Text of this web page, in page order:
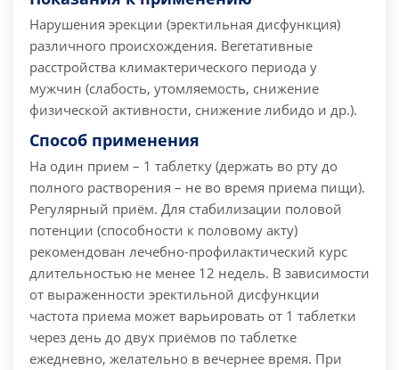
Нарушения эрекции (эректильная дисфункция)
различного происхождения. Вегетативные
расстройства климактерического периода у
мужчин (слабость, утомляемость, снижение
физической активности, снижение либидо и др.).
Способ применения
На один прием – 1 таблетку (держать во рту до
полного растворения – не во время приема пищи).
Регулярный приём. Для стабилизации половой
потенции (способности к половому акту)
рекомендован лечебно-профилактический курс
длительностью не менее 12 недель. В зависимости
от выраженности эректильной дисфункции
частота приема может варьировать от 1 таблетки
через день до двух приёмов по таблетке
ежедневно, желательно в вечернее время. При